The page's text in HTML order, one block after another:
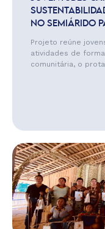
NO SEMIÁRIDO
Projeto reúne
atividades de
comunitária, o